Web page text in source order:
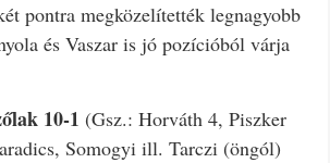
pontra megközelítették legnagyobb
és Vaszar is jó pozícióból várja
10-1 (Gsz.: Horváth 4, Piszker
Somogyi ill. Tarczi (öngól)